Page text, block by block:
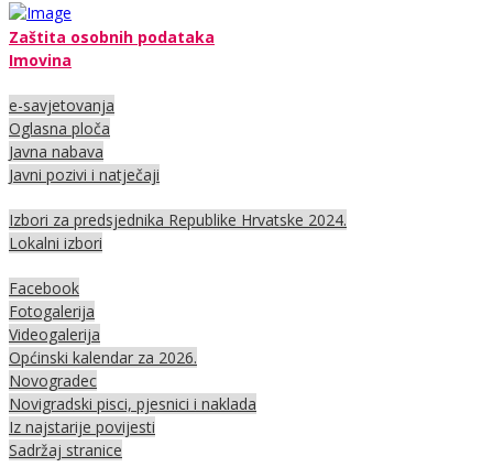
Zaštita osobnih podataka
Imovina
e-savjetovanja
Oglasna ploča
Javna nabava
Javni pozivi i natječaji
Izbori za predsjednika Republike Hrvatske 2024.
Lokalni izbori
Facebook
Fotogalerija
Videogalerija
Općinski kalendar za 2026.
Novogradec
Novigradski pisci, pjesnici i naklada
Iz najstarije povijesti
Sadržaj stranice